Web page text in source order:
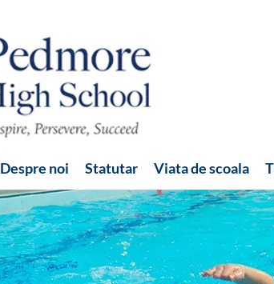
Despre noi Statutar Viata de scoala